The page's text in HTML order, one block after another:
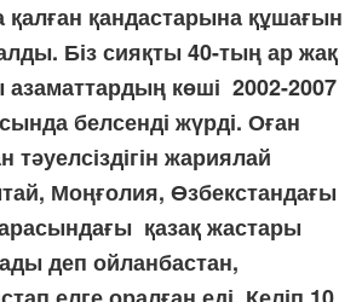
қандастарына құшағын
Біз сияқты 40-тың ар жақ
көші 2002-2007
белсенді жүрді. Оған
тәуелсіздігін жариялай
Моңғолия, Өзбекстандағы
қазақ жастары
деп ойланбастан,